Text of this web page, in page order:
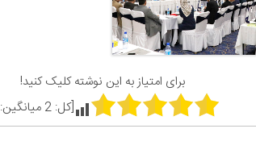
برای امتیاز به این نوشته کلیک کنید!
[کل:2 میانگین: